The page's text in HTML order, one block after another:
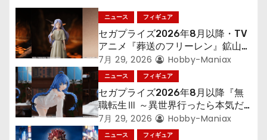
ー
シ
ョ
ン
ニュース フィギュア
セガプライズ2026年8月以降・TV
アニメ『葬送のフリーレン』鉱山で
300年働くことになっっちゃった
「フリーレン」を立体化！
7月 29, 2026 Hobby-Maniax
ニュース フィギュア
セガプライズ2026年8月以降『無
職転生Ⅲ ～異世界行ったら本気だ
す～』から「ロキシー」のフィギュ
アが登場！
7月 29, 2026 Hobby-Maniax
ニュース フィギュア